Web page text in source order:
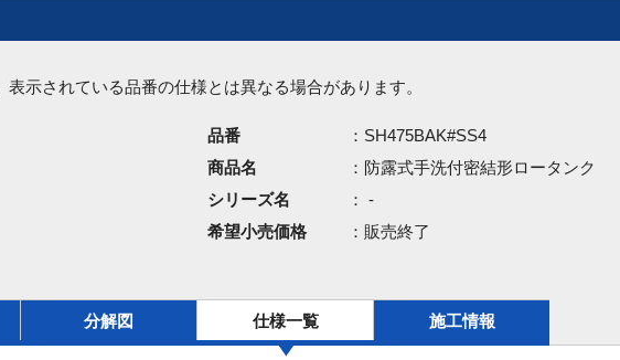
示されている品番の仕様とは異なる場合があります。
品番
：SH475BAK#SS4
商品名
：防露式手洗付密結形ロータンク
シリーズ名
： -
希望小売価格
：販売終了
分解図 仕様一覧 施工情報